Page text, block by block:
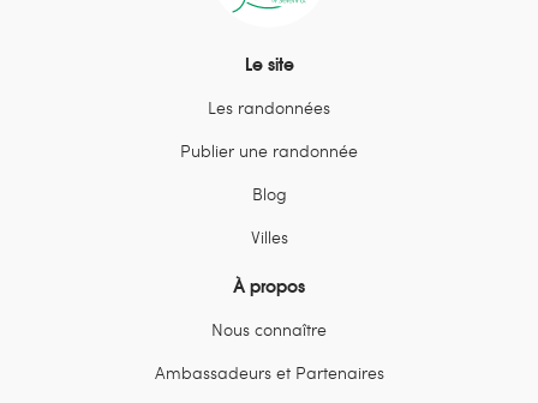
Le site
Les randonnées
Publier une randonnée
Blog
Villes
À propos
Nous connaître
Ambassadeurs et Partenaires